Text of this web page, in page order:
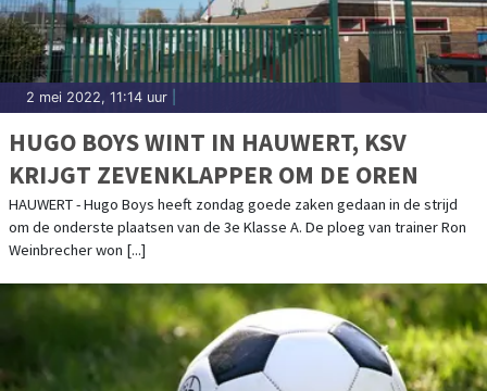
2 mei 2022, 11:14 uur
HUGO BOYS WINT IN HAUWERT, KSV
KRIJGT ZEVENKLAPPER OM DE OREN
HAUWERT - Hugo Boys heeft zondag goede zaken gedaan in de strijd
om de onderste plaatsen van de 3e Klasse A. De ploeg van trainer Ron
Weinbrecher won [...]